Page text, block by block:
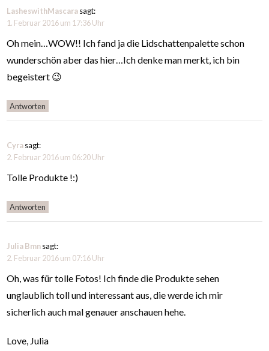
LasheswithMascarasagt:
1. Februar 2016 um 17:36 Uhr
Oh mein…WOW!! Ich fand ja die Lidschattenpalette schon
wunderschön aber das hier…Ich denke man merkt, ich bin
begeistert 😉
Antworten
Cyrasagt:
2. Februar 2016 um 06:20 Uhr
Tolle Produkte !:)
Antworten
Julia Bmnsagt:
2. Februar 2016 um 07:16 Uhr
Oh, was für tolle Fotos! Ich finde die Produkte sehen
unglaublich toll und interessant aus, die werde ich mir
sicherlich auch mal genauer anschauen hehe.
Love, Julia